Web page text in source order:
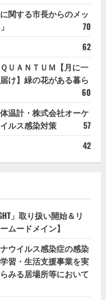
関する市長からのメッ
70
62
ＵＡＮＴＵＭ【月に一
け】緑の花がある暮ら
60
温計・株式会社オーケ
ルス感染対策
57
42
」取り扱い開始＆リ
ムードメイン】
ウイルス感染症の感染
習・生活支援事業を実
みる居場所等において